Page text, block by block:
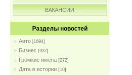
ВАКАНСИИ
Разделы новостей
Авто [1694]
Бизнес [937]
Громкие имена [272]
Дата в истории [10]